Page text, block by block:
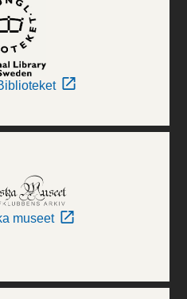
museet